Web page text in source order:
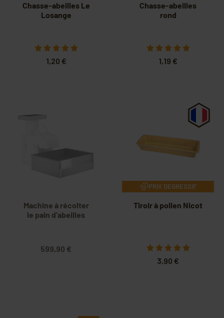
Chasse-abeilles Le
Losange
1,20 €
Chasse-abeilles
rond
1,19 €
Machine à récolter
le pain d'abeilles
599,90 €
PRIX DEGRESSIF
Tiroir à pollen Nicot
3,90 €